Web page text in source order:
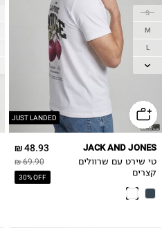
JUST LANDED
S
M
L
XL
48.93 ₪
69.90 ₪
30% OFF
JACK AND JONES
טי שירט עם שרוולים
קצרים